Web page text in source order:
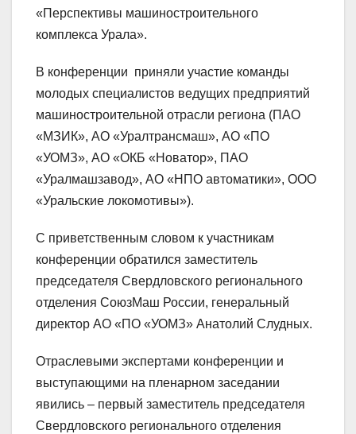
«Перспективы машиностроительного
комплекса Урала».
В конференции приняли участие команды
молодых специалистов ведущих предприятий
машиностроительной отрасли региона (ПАО
«МЗИК», АО «Уралтрансмаш», АО «ПО
«УОМЗ», АО «ОКБ «Новатор», ПАО
«Уралмашзавод», АО «НПО автоматики», ООО
«Уральские локомотивы»).
С приветственным словом к участникам
конференции обратился заместитель
председателя Свердловского регионального
отделения СоюзМаш России, генеральный
директор АО «ПО «УОМЗ» Анатолий Слудных.
Отраслевыми экспертами конференции и
выступающими на пленарном заседании
явились – первый заместитель председателя
Свердловского регионального отделения